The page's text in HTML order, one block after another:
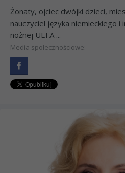
Żonaty, ojciec dwójki dzieci,
nauczyciel języka niemieckiego i
nożnej UEFA ...
Media społecznościowe: